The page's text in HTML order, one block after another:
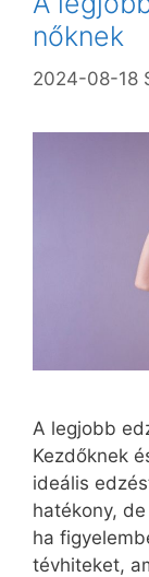
nőknek
2024-08-18
A legjobb
Kezdőknek
ideális
hatékony,
ha
tévhiteket,